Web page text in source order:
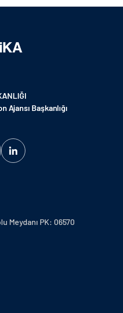
Ajansı Başkanlığı
Meydanı PK: 06570